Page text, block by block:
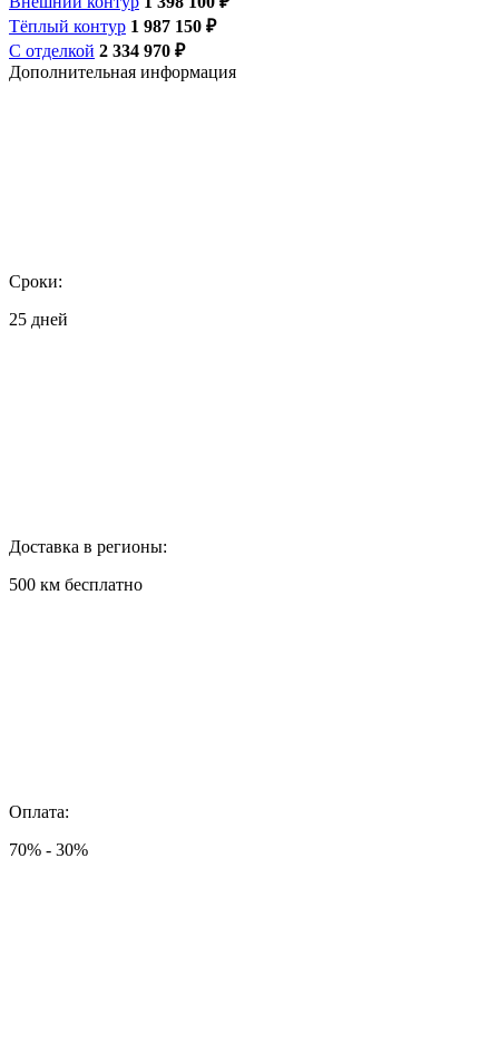
Тёплый контур 1 987 150 ₽
С отделкой 2 334 970 ₽
Дополнительная информация
Сроки:
25 дней
Доставка в регионы:
500 км бесплатно
Оплата:
70% - 30%